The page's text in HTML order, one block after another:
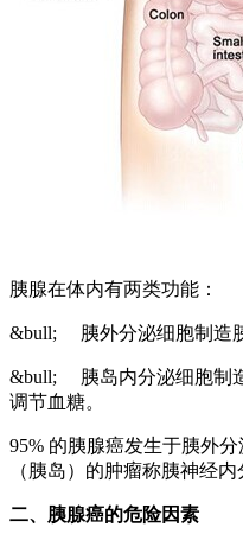
胰腺在体内有两类功能：
&bull; 胰外分泌细胞制造
&bull; 胰岛内分泌细胞制
调节血糖。
95% 的胰腺癌发生于胰外
（胰岛）的肿瘤称胰神经内
二、胰腺癌的危险因素